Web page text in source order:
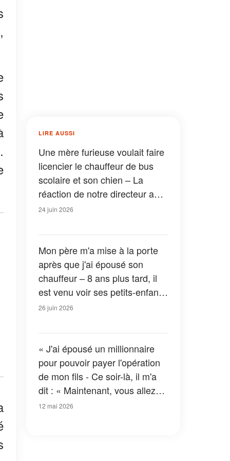
LIRE AUSSI
Une mère furieuse voulait faire
licencier le chauffeur de bus
scolaire et son chien – La
réaction de notre directeur a
ému toute la ville aux larmes
24 juin 2026
Mon père m'a mise à la porte
après que j'ai épousé son
chauffeur – 8 ans plus tard, il
est venu voir ses petits-enfants
pour la première fois et s'est
26 juin 2026
« J'ai épousé un millionnaire
pour pouvoir payer l'opération
de mon fils - Ce soir-là, il m'a
dit : « Maintenant, vous allez
enfin découvrir ce à quoi vous
12 mai 2026